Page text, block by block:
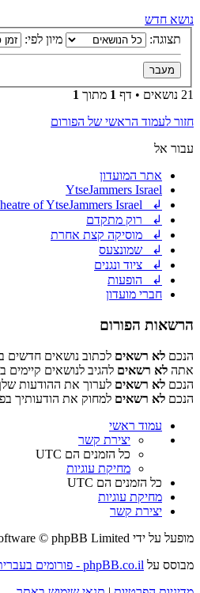
נושא חדש
תצוגה:
מיון לפי:
21 נושאים • דף 1 מתוך 1
חזור לעמוד הראשי של הפורום
עבור אל
אתר המועדון
YtseJammers Israel
↲ The Theatre of YtseJammers Israel
↲ רוק מתקדם
↲ מוסיקה קצת אחרת
↲ שמונצעס
↲ ציוד ונגנים
↲ הופעות
חברי מועדון
הרשאות הפורום
הנכם לא רשאים לכתוב נושאים חדשים
אתה לא רשאים להגיב לנושאים קיימים
הנכם לא רשאים לערוך את ההודעות
הנכם לא רשאים למחוק את הודעותיך
עמוד ראשי
יצירת קשר
כל הזמנים הם UTC
מחיקת עוגיות
כל הזמנים הם UTC
מחיקת עוגיות
יצירת קשר
מופעל על ידי © phpBB Limited
מבוסס על phpBB.co.il - פורומים בעברית